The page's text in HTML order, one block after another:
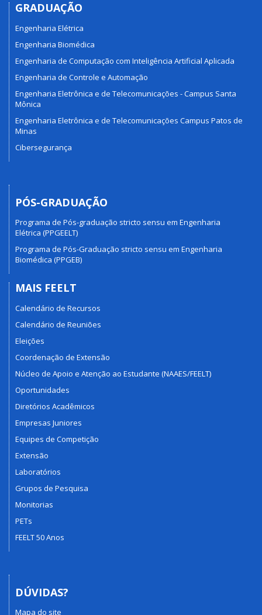
GRADUAÇÃO
Engenharia Elétrica
Engenharia Biomédica
Engenharia de Computação com Inteligência Artificial Aplicada
Engenharia de Controle e Automação
Engenharia Eletrônica e de Telecomunicações - Campus Santa
Mônica
Engenharia Eletrônica e de Telecomunicações Campus Patos de
Minas
Cibersegurança
PÓS-GRADUAÇÃO
Programa de Pós-graduação stricto sensu em Engenharia
Elétrica (PPGEELT)
Programa de Pós-Graduação stricto sensu em Engenharia
Biomédica (PPGEB)
MAIS FEELT
Calendário de Recursos
Calendário de Reuniões
Eleições
Coordenação de Extensão
Núcleo de Apoio e Atenção ao Estudante (NAAES/FEELT)
Oportunidades
Diretórios Acadêmicos
Empresas Juniores
Equipes de Competição
Extensão
Laboratórios
Grupos de Pesquisa
Monitorias
PETs
FEELT 50 Anos
DÚVIDAS?
Mapa do site